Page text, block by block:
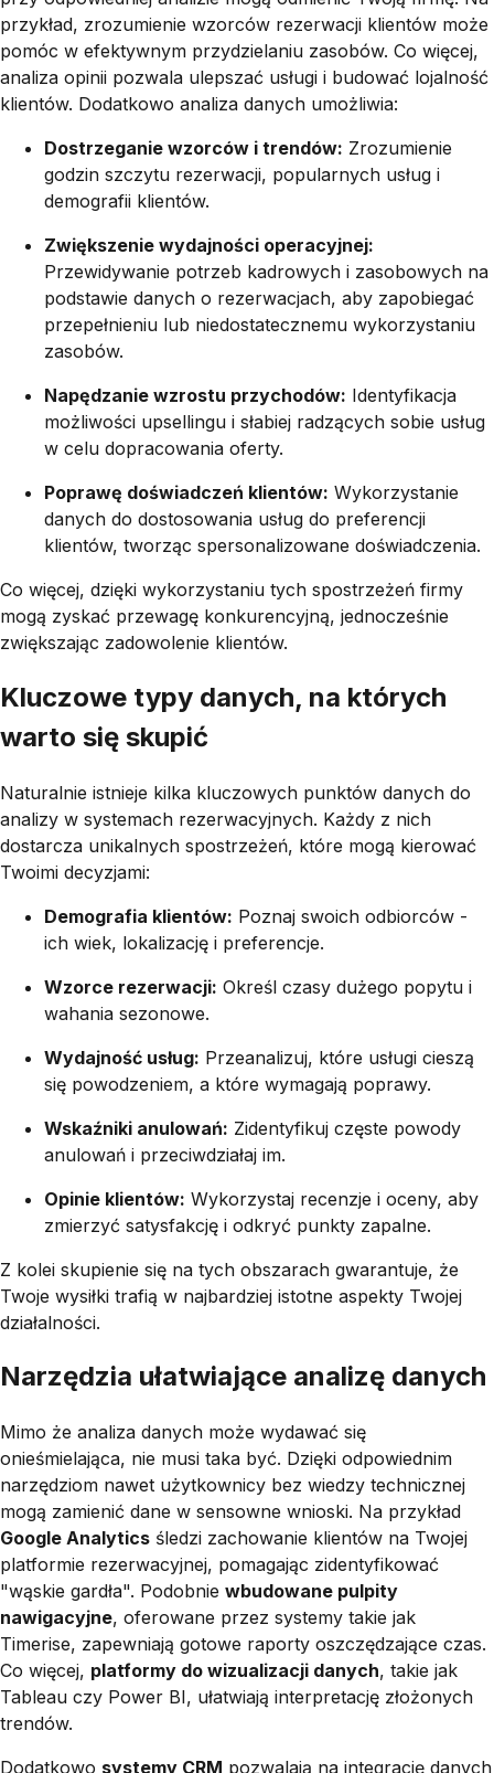
przykład, zrozumienie wzorców rezerwacji klientów może
pomóc w efektywnym przydzielaniu zasobów. Co więcej,
analiza opinii pozwala ulepszać usługi i budować lojalność
klientów. Dodatkowo analiza danych umożliwia:
Dostrzeganie wzorców i trendów: Zrozumienie
godzin szczytu rezerwacji, popularnych usług i
demografii klientów.
Zwiększenie wydajności operacyjnej:
Przewidywanie potrzeb kadrowych i zasobowych na
podstawie danych o rezerwacjach, aby zapobiegać
przepełnieniu lub niedostatecznemu wykorzystaniu
zasobów.
Napędzanie wzrostu przychodów: Identyfikacja
możliwości upsellingu i słabiej radzących sobie usług
w celu dopracowania oferty.
Poprawę doświadczeń klientów: Wykorzystanie
danych do dostosowania usług do preferencji
klientów, tworząc spersonalizowane doświadczenia.
Co więcej, dzięki wykorzystaniu tych spostrzeżeń firmy
mogą zyskać przewagę konkurencyjną, jednocześnie
zwiększając zadowolenie klientów.
Kluczowe typy danych, na których
warto się skupić
Naturalnie istnieje kilka kluczowych punktów danych do
analizy w systemach rezerwacyjnych. Każdy z nich
dostarcza unikalnych spostrzeżeń, które mogą kierować
Twoimi decyzjami:
Demografia klientów: Poznaj swoich odbiorców -
ich wiek, lokalizację i preferencje.
Wzorce rezerwacji: Określ czasy dużego popytu i
wahania sezonowe.
Wydajność usług: Przeanalizuj, które usługi cieszą
się powodzeniem, a które wymagają poprawy.
Wskaźniki anulowań: Zidentyfikuj częste powody
anulowań i przeciwdziałaj im.
Opinie klientów: Wykorzystaj recenzje i oceny, aby
zmierzyć satysfakcję i odkryć punkty zapalne.
Z kolei skupienie się na tych obszarach gwarantuje, że
Twoje wysiłki trafią w najbardziej istotne aspekty Twojej
działalności.
Narzędzia ułatwiające analizę danych
Mimo że analiza danych może wydawać się
onieśmielająca, nie musi taka być. Dzięki odpowiednim
narzędziom nawet użytkownicy bez wiedzy technicznej
mogą zamienić dane w sensowne wnioski. Na przykład
Google Analytics śledzi zachowanie klientów na Twojej
platformie rezerwacyjnej, pomagając zidentyfikować
"wąskie gardła". Podobnie wbudowane pulpity
nawigacyjne, oferowane przez systemy takie jak
Timerise, zapewniają gotowe raporty oszczędzające czas.
Co więcej, platformy do wizualizacji danych, takie jak
Tableau czy Power BI, ułatwiają interpretację złożonych
trendów.
Dodatkowo systemy CRM pozwalają na integrację danych